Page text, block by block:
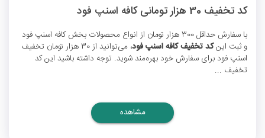
کد تخفیف 30 هزار تومانی کافه اسنپ فود
با سفارش حداقل 300 هزار تومان از انواع محصولات بخش کافه اسنپ فود
و ثبت اینکد تخفیف کافه اسنپ فود، می‌توانید از 30 هزار تومان
تخفیف
اسنپ فود برای سفارش خود بهره‌مند شوید. توجه داشته باشید این کد
تخفیف ...
مشاهده